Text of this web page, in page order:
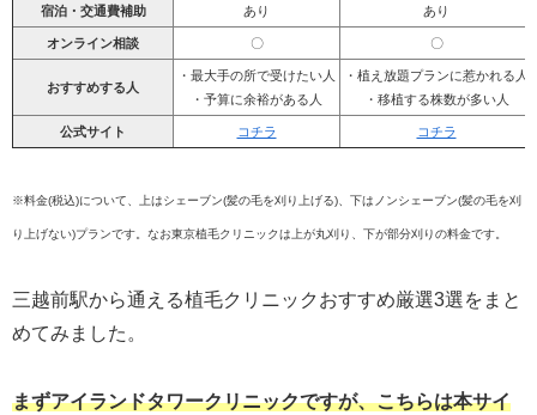
宿泊・交通費補助 あり あり
オンライン相談 〇 〇
おすすめする人
・最大手の所で受けたい人
・予算に余裕がある人
・植え放題プランに惹かれる人
・移植する株数が多い人
公式サイト コチラ コチラ
※料金(税込)について、上はシェーブン(髪の毛を刈り上げる)、下はノンシェーブン(髪の毛を刈
り上げない)プランです。なお東京植毛クリニックは上が丸刈り、下が部分刈りの料金です。
三越前駅から通える植毛クリニックおすすめ厳選3選をまと
めてみました。
まずアイランドタワークリニックですが、こちらは本サイ